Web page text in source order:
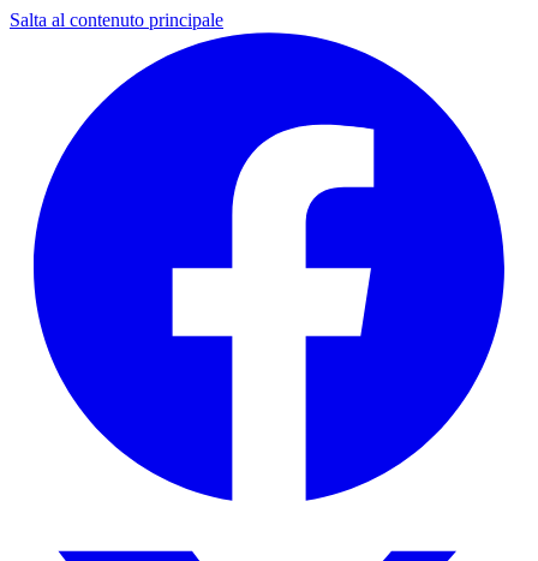
Salta al contenuto principale